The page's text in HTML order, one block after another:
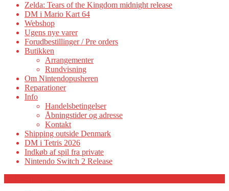
Zelda: Tears of the Kingdom midnight release
DM i Mario Kart 64
Webshop
Ugens nye varer
Forudbestillinger / Pre orders
Butikken
Arrangementer
Rundvisning
Om Nintendopusheren
Reparationer
Info
Handelsbetingelser
Åbningstider og adresse
Kontakt
Shipping outside Denmark
DM i Tetris 2026
Indkøb af spil fra private
Nintendo Switch 2 Release